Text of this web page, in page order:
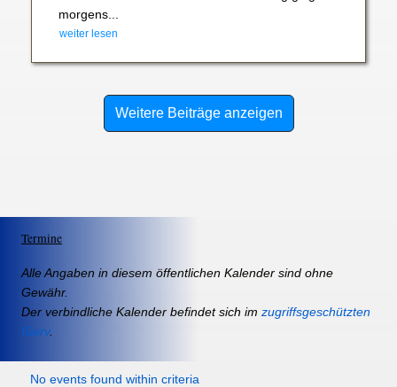
morgens...
weiter lesen
Weitere Beiträge anzeigen
Termine
Alle Angaben in diesem öffentlichen Kalender sind ohne
Gewähr.
Der verbindliche Kalender befindet sich im zugriffsgeschützten
IServ.
No events found within criteria